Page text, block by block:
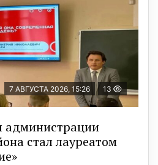
7 АВГУСТА 2026, 15:26 13
администрации
стал лауреатом